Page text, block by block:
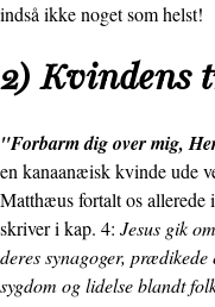
indså ikke noget som helst!
2) Kvindens
"Forbarm dig over mig,
en kanaanæisk kvinde ude
Matthæus fortalt os allerede
skriver i kap. 4: Jesus gik
deres synagoger,
sygdom og lidelse blandt